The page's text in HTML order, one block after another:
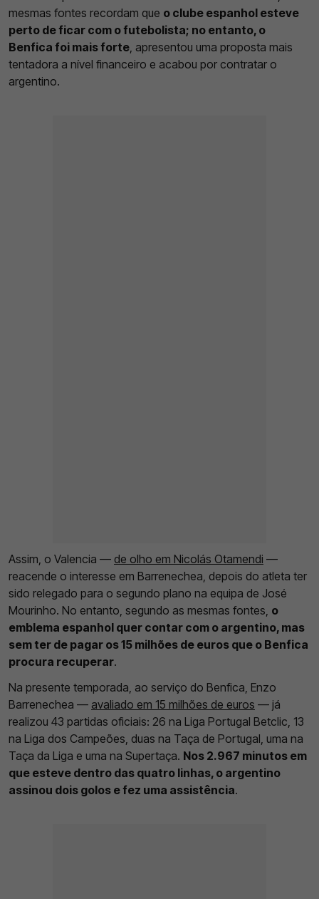
mesmas fontes recordam que o clube espanhol esteve
perto de ficar com o futebolista; no entanto, o
Benfica foi mais forte, apresentou uma proposta mais
tentadora a nível financeiro e acabou por contratar o
argentino.
Assim, o Valencia — de olho em Nicolás Otamendi —
reacende o interesse em Barrenechea, depois do atleta ter
sido relegado para o segundo plano na equipa de José
Mourinho. No entanto, segundo as mesmas fontes, o
emblema espanhol quer contar com o argentino, mas
sem ter de pagar os 15 milhões de euros que o Benfica
procura recuperar.
Na presente temporada, ao serviço do Benfica, Enzo
Barrenechea — avaliado em 15 milhões de euros — já
realizou 43 partidas oficiais: 26 na Liga Portugal Betclic, 13
na Liga dos Campeões, duas na Taça de Portugal, uma na
Taça da Liga e uma na Supertaça. Nos 2.967 minutos em
que esteve dentro das quatro linhas, o argentino
assinou dois golos e fez uma assistência.